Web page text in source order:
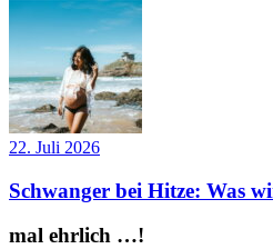
22. Juli 2026
Schwanger bei Hitze: Was
mal ehrlich …!